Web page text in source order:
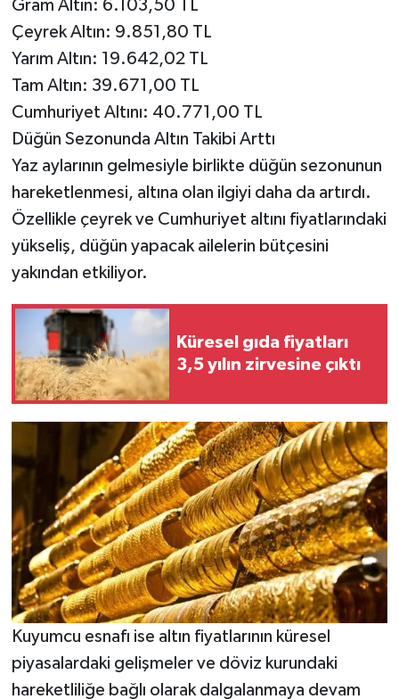
Gram Altın: 6.103,50 TL
Çeyrek Altın: 9.851,80 TL
Yarım Altın: 19.642,02 TL
Tam Altın: 39.671,00 TL
Cumhuriyet Altını: 40.771,00 TL
Düğün Sezonunda Altın Takibi Arttı
Yaz aylarının gelmesiyle birlikte düğün sezonunun
hareketlenmesi, altına olan ilgiyi daha da artırdı.
Özellikle çeyrek ve Cumhuriyet altını fiyatlarındaki
yükseliş, düğün yapacak ailelerin bütçesini
yakından etkiliyor.
Küresel gıda fiyatları
3,5 yılın zirvesine çıktı
Kuyumcu esnafı ise altın fiyatlarının küresel
piyasalardaki gelişmeler ve döviz kurundaki
hareketliliğe bağlı olarak dalgalanmaya devam